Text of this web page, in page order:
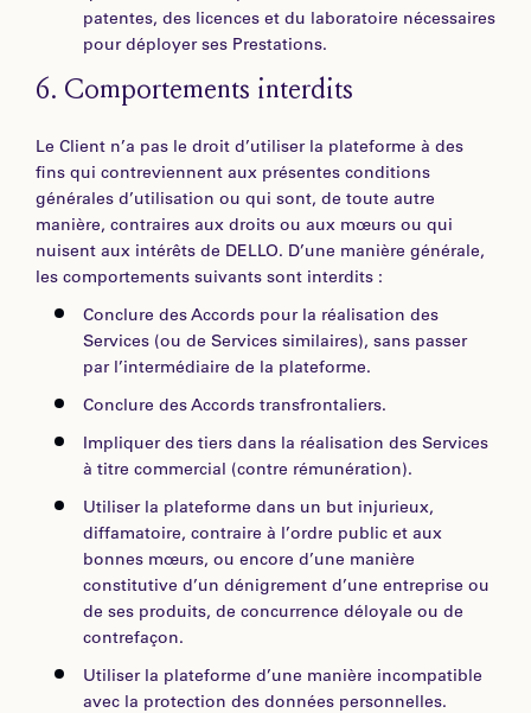
patentes, des licences et du laboratoire nécessaires
pour déployer ses Prestations.
6. Comportements interdits
Le Client n’a pas le droit d’utiliser la plateforme à des
fins qui contreviennent aux présentes conditions
générales d’utilisation ou qui sont, de toute autre
manière, contraires aux droits ou aux mœurs ou qui
nuisent aux intérêts de DELLO. D’une manière générale,
les comportements suivants sont interdits :
Conclure des Accords pour la réalisation des
Services (ou de Services similaires), sans passer
par l’intermédiaire de la plateforme.
Conclure des Accords transfrontaliers.
Impliquer des tiers dans la réalisation des Services
à titre commercial (contre rémunération).
Utiliser la plateforme dans un but injurieux,
diffamatoire, contraire à l’ordre public et aux
bonnes mœurs, ou encore d’une manière
constitutive d’un dénigrement d’une entreprise ou
de ses produits, de concurrence déloyale ou de
contrefaçon.
Utiliser la plateforme d’une manière incompatible
avec la protection des données personnelles.